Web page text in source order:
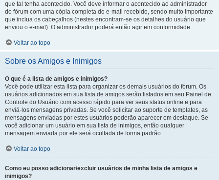
que tal tenha acontecido. Você deve informar o acontecido ao administrador
do fórum com uma cópia completa do e-mail recebido, sendo muito importante
que inclua os cabeçalhos (nestes encontram-se os detalhes do usuário que
enviou o e-mail). O administrador poderá então agir em conformidade.
Voltar ao topo
Sobre os Amigos e Inimigos
O que é a lista de amigos e inimigos?
Você pode utilizar esta lista para organizar os demais usuários do fórum. Os
usuários adicionados em sua lista de amigos serão listados em seu Painel de
Controle do Usuário com acesso rápido para ver seus status online e para
enviá-los mensagens privadas. Se você solicitar ao suporte de templates, as
mensagens enviadas por estes usuários poderão aparecer em destaque. Se
você adicionar um usuário em sua lista de inimigos, então qualquer
mensagem enviada por ele será ocultada de forma padrão.
Voltar ao topo
Como eu posso adicionar/excluir usuários de minha lista de amigos e
inimigos?